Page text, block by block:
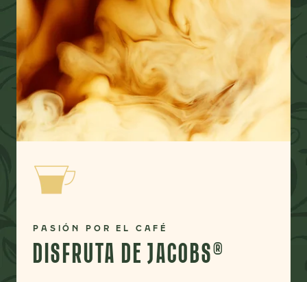
PASIÓN POR EL CAFÉ
DISFRUTA DE JACOBS®